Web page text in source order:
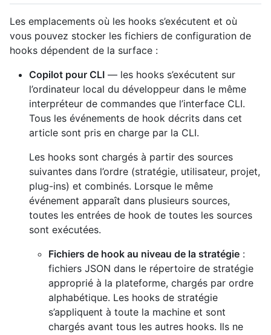
Les emplacements où les hooks s’exécutent et où
vous pouvez stocker les fichiers de configuration de
hooks dépendent de la surface :
Copilot pour CLI — les hooks s’exécutent sur
l’ordinateur local du développeur dans le même
interpréteur de commandes que l’interface CLI.
Tous les événements de hook décrits dans cet
article sont pris en charge par la CLI.
Les hooks sont chargés à partir des sources
suivantes dans l’ordre (stratégie, utilisateur, projet,
plug-ins) et combinés. Lorsque le même
événement apparaît dans plusieurs sources,
toutes les entrées de hook de toutes les sources
sont exécutées.
Fichiers de hook au niveau de la stratégie :
fichiers JSON dans le répertoire de stratégie
approprié à la plateforme, chargés par ordre
alphabétique. Les hooks de stratégie
s’appliquent à toute la machine et sont
chargés avant tous les autres hooks. Ils ne